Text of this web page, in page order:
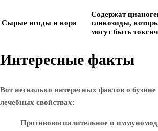
Сырые ягоды и кора
Содержат
гликозиды,
могут быть
Интересные факты
Вот несколько интересных фактов о бузине
лечебных свойствах:
Противовоспалительное и